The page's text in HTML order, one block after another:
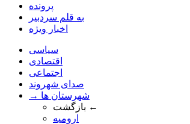
پرونده
به قلم سردبیر
اخبار ویژه
سیاسی
اقتصادی
اجتماعی
صدای شهروند
→ شهرستان ها
بازگشت ←
ارومیه